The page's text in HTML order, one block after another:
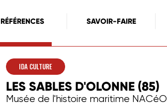
RÉFÉRENCES SAVOIR-FAIRE
LES SABLES D'OLONNE (85)
Musée de l'histoire maritime NACéO
IDA CULTURE